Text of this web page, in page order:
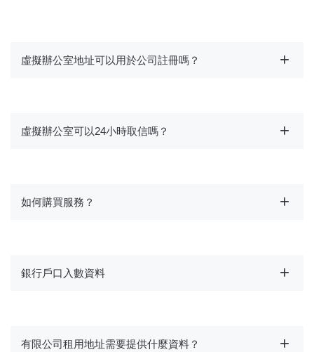
虛擬辦公室地址可以用於公司註冊嗎？
虛擬辦公室可以24小時取信嗎？
如何購買服務？
銀行戶口入數資料
有限公司租用地址需要提供什麼資料？